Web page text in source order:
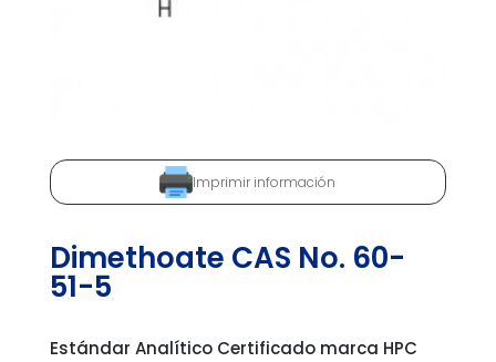
Imprimir información
Dimethoate CAS No. 60-
51-5
Estándar Analítico Certificado marca HPC